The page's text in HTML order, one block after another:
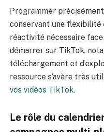
Programmer
conservant une flexibilité
réactivité nécessaire
démarrer sur TikTok,
téléchargement et
ressource s’avère très
vos vidéos TikTok.
Le rôle du